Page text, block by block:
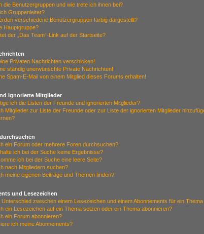
die Benutzergruppen und wie trete ich ihnen bei?
Gruppenleiter?
verschiedene Benutzergruppen farbig dargestellt?
Hauptgruppe?
der „Das Team“-Link auf der Startseite?
Privaten Nachrichten verschicken!
ständig unerwünschte Private Nachrichten!
Spam-E-Mail von einem Mitglied dieses Forums erhalten!
ignorierte Mitglieder
ich die Listen der Freunde und ignorierten Mitglieder?
Mitglieder zur Liste der Freunde oder zur Liste der ignorierten Mitglieder
ein Forum oder mehrere Foren durchsuchen?
ich bei der Suche keine Ergebnisse?
ich bei der Suche eine leere Seite?
nach Mitgliedern suchen?
meine eigenen Beiträge und Themen finden?
und Lesezeichen
Unterschied zwischen einem Lesezeichen und einem Abonnements für ein
ein Lesezeichen auf ein Thema setzen oder ein Thema abonnieren?
ein Forum abonnieren?
ich meine Abonnements?